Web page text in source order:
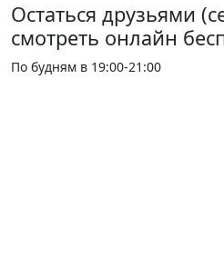
Остаться друзьями
смотреть онлайн
По будням в 19:00-21:00